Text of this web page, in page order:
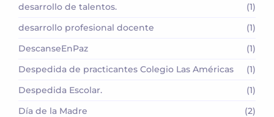
desarrollo de talentos.
(1)
desarrollo profesional docente
(1)
DescanseEnPaz
(1)
Despedida de practicantes Colegio Las Américas
(1)
Despedida Escolar.
(1)
Día de la Madre
(2)